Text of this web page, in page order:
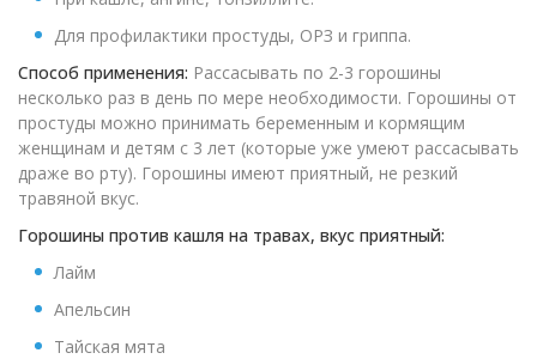
Для профилактики простуды, ОРЗ и гриппа.
Способ применения: Рассасывать по 2-3 горошины
несколько раз в день по мере необходимости. Горошины от
простуды можно принимать беременным и кормящим
женщинам и детям с 3 лет (которые уже умеют рассасывать
драже во рту). Горошины имеют приятный, не резкий
травяной вкус.
Горошины против кашля на травах, вкус приятный:
Лайм
Апельсин
Тайская мята